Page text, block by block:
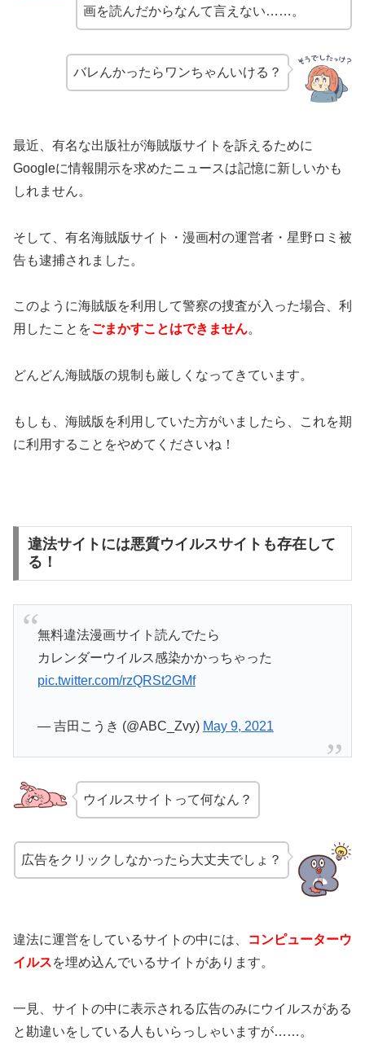
画を読んだからなんて言えない……。
バレんかったらワンちゃんいける？
最近、有名な出版社が海賊版サイトを訴えるために
Googleに情報開示を求めたニュースは記憶に新しいかも
しれません。
そして、有名海賊版サイト・漫画村の運営者・星野ロミ被
告も逮捕されました。
このように海賊版を利用して警察の捜査が入った場合、利
用したことをごまかすことはできません。
どんどん海賊版の規制も厳しくなってきています。
もしも、海賊版を利用していた方がいましたら、これを期
に利用することをやめてくださいね！
違法サイトには悪質ウイルスサイトも存在して
る！
無料違法漫画サイト読んでたら
カレンダーウイルス感染かかっちゃった
pic.twitter.com/rzQRSt2GMf
— 吉田こうき (@ABC_Zvy) May 9, 2021
ウイルスサイトって何なん？
広告をクリックしなかったら大丈夫でしょ？
違法に運営をしているサイトの中には、
コンピューターウ
イルスを埋め込んでいるサイトがあります。
一見、サイトの中に表示される広告のみにウイルスがある
と勘違いをしている人もいらっしゃいますが……。